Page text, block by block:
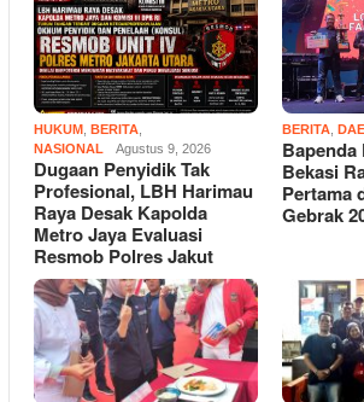
HUKUM BERITA
NASIONAL
Agustus 9, 2026
Dugaan Penyidik Tak
Profesional, LBH Harimau
Raya Desak Kapolda
Metro Jaya Evaluasi
Resmob Polres Jakut
BERITA
Bapenda
Bekasi
Pertama
Gebrak